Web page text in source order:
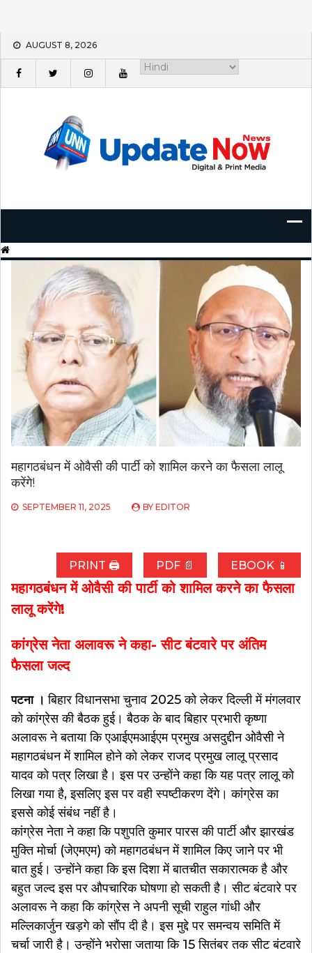
Skip
content
AUGUST 8, 2026
महागठबंधन में ओवैसी की पार्टी को शामिल करने का फैसला लालू
करेंगे!
SEPTEMBER 11, 2025 BY EDITOR
PRINT 🖨 PDF 📄 EBOOK 📱
महागठबंधन में ओवैसी की पार्टी को शामिल करने का फैसला
लालू करेंगे!
कांग्रेस नेता अलावरू ने कहा- सीट बंटवारे पर अंतिम
फैसला जल्द
पटना । बिहार विधानसभा चुनाव 2025 को लेकर दिल्ली में मंगलवार
को कांग्रेस की बैठक हुई। बैठक के बाद बिहार प्रभारी कृष्णा
अलावरू ने बताया कि एआईएमआईएम प्रमुख असदुद्दीन ओवैसी ने
महागठबंधन में शामिल होने को लेकर राजद प्रमुख लालू प्रसाद
यादव को पत्र लिखा है। इस पर उन्होंने कहा कि यह पत्र लालू को
लिखा गया है, इसलिए इस पर वही स्पष्टीकरण देंगे। कांग्रेस का
इससे कोई संबंध नहीं है।
कांग्रेस नेता ने कहा कि पशुपति कुमार पारस की पार्टी और झारखंड
मुक्ति मोर्चा (जेएमएम) को महागठबंधन में शामिल किए जाने पर भी
बात हुई। उन्होंने कहा कि इस दिशा में बातचीत सकारात्मक है और
बहुत जल्द इस पर औपचारिक घोषणा हो सकती है। सीट बंटवारे पर
अलावरू ने कहा कि कांग्रेस ने अपनी सूची राहुल गांधी और
मल्लिकार्जुन खड़गे को सौंप दी है। इस मुद्दे पर समन्वय समिति में
चर्चा जारी है। उन्होंने भरोसा जताया कि 15 सितंबर तक सीट बंटवारे